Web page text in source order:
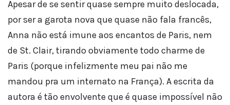
Apesar de se sentir quase sempre muito deslocada,
por ser a garota nova que quase não fala francês,
Anna não está imune aos encantos de Paris, nem
de St. Clair, tirando obviamente todo charme de
Paris (porque infelizmente meu pai não me
mandou pra um internato na França). A escrita da
autora é tão envolvente que é quase impossível não